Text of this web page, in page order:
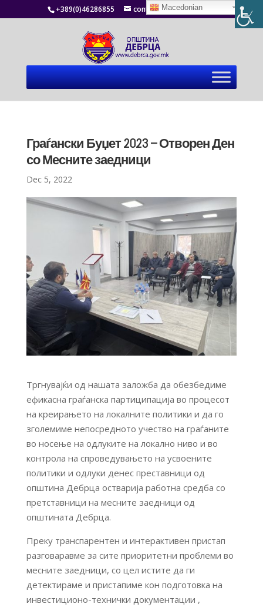
+389(0)46286855 contact@debrca.gov.mk
Граѓански Буџет 2023 – Отворен Ден
со Месните заедници
Dec 5, 2022
Тргнувајќи од нашата заложба да обезбедиме
ефикасна граѓанска партиципација во процесот
на креирањето на локалните политики и да го
зголемиме непосредното учество на граѓаните
во носење на одлуките на локално ниво и во
контрола на спроведувањето на усвоените
политики и одлуки денес преставници од
општина Дебрца остварија работна средба со
претставници на месните заедници од
општината Дебрца.
Преку транспарентен и интерактивен пристап
разговаравме за сите приоритетни проблеми во
месните заедници, со цел истите да ги
детектираме и пристапиме кон подготовка на
инвестиционо-технички документации ,
Macedonian